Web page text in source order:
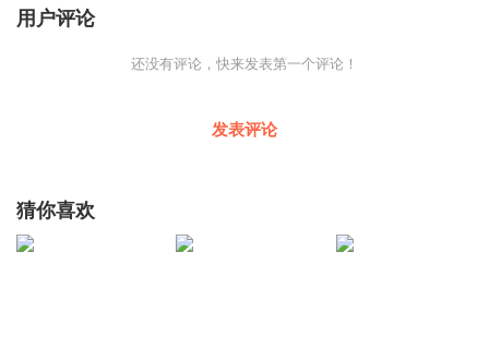
用户评论
还没有评论，快来发表第一个评论！
发表评论
猜你喜欢